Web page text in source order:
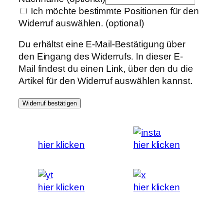
Ich möchte bestimmte Positionen für den
Widerruf auswählen. (optional)
Du erhältst eine E-Mail-Bestätigung über
den Eingang des Widerrufs. In dieser E-
Mail findest du einen Link, über den du die
Artikel für den Widerruf auswählen kannst.
Widerruf bestätigen
hier klicken hier klicken
hier klicken hier klicken